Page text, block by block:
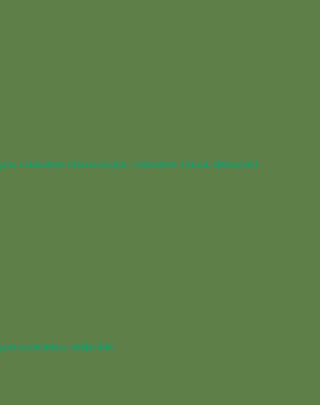
для гекконов (бананоедов, гекконов токки, фельзум)
для наземных амфибий